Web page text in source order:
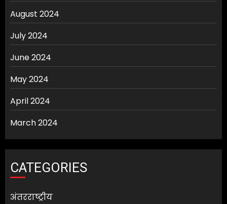
August 2024
July 2024
June 2024
May 2024
April 2024
March 2024
CATEGORIES
अंतरराष्ट्रीय